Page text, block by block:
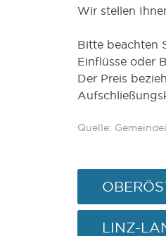
Wir stellen
Bitte beachten
Einflüsse oder
Der Preis
Quelle:
LINZ-